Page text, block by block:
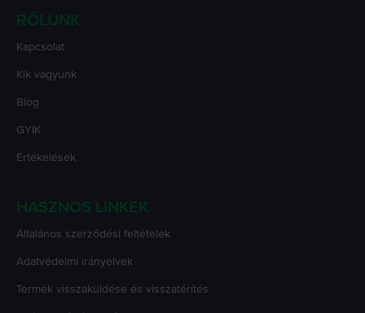
RÓLUNK
Kapcsolat
Kik vagyunk
Blog
GYIK
Értékelések
HASZNOS LINKEK
Általános szerződési feltételek
Adatvédelmi irányelvek
Termék visszaküldése és visszatérítés